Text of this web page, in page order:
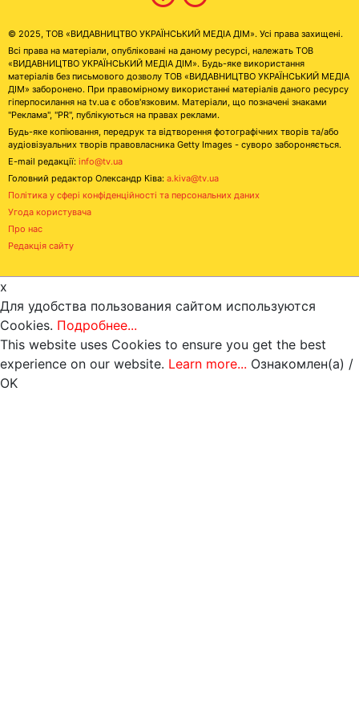
© 2025, ТОВ «ВИДАВНИЦТВО УКРАЇНСЬКИЙ МЕДІА ДІМ». Усі права захищені.
Всі права на матеріали, опубліковані на даному ресурсі, належать ТОВ
«ВИДАВНИЦТВО УКРАЇНСЬКИЙ МЕДІА ДІМ». Будь-яке використання
матеріалів без письмового дозволу ТОВ «ВИДАВНИЦТВО УКРАЇНСЬКИЙ МЕДІА
ДІМ» заборонено. При правомірному використанні матеріалів даного ресурсу
гіперпосилання на tv.ua є обов'язковим. Матеріали, що позначені знаками
"Реклама", "PR", публікуються на правах реклами.
Будь-яке копіювання, передрук та відтворення фотографічних творів та/або
аудіовізуальних творів правовласника Getty Images - суворо забороняється.
E-mail редакції: info@tv.ua
Головний редактор Олександр Ківа: a.kiva@tv.ua
Політика у сфері конфіденційності та персональних даних
Угода користувача
Про нас
Редакція сайту
x
Для удобства пользования сайтом используются
Cookies. Подробнее...
This website uses Cookies to ensure you get the best
experience on our website. Learn more... Ознакомлен(а) /
OK